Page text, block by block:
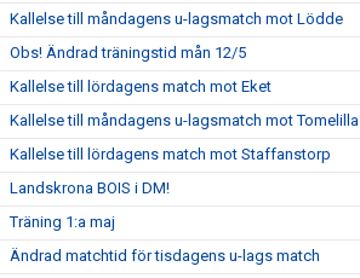
Kallelse till måndagens u-lagsmatch mot Lödde
Obs! Ändrad träningstid mån 12/5
Kallelse till lördagens match mot Eket
Kallelse till måndagens u-lagsmatch mot Tomelilla
Kallelse till lördagens match mot Staffanstorp
Landskrona BOIS i DM!
Träning 1:a maj
Ändrad matchtid för tisdagens u-lags match